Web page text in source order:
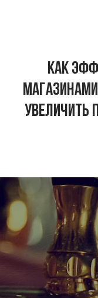
Как
увеличить